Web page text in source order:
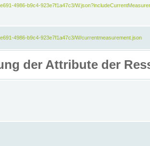
4986-b9c4-923e7f1a47c3/
4986-b9c4-923e7f1a47c3/W/currentmeasurement.json
der Attribute der